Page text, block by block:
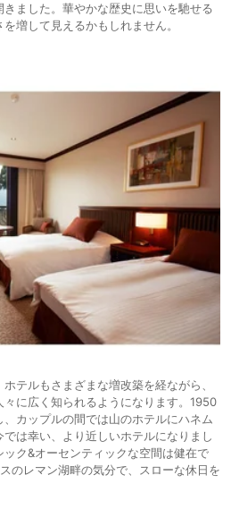
ました。華やかな歴史に思いを馳せる
増して見えるかもしれません。
テルもさまざまな増改築を経ながら、
に広く知られるようになります。1950
カップルの間では山のホテルにハネム
は幸い、より近しいホテルになりまし
ク&オーセンティックな空間は健在で
のレマン湖畔の気分で、スローな休日を